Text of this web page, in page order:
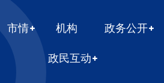
市情 机构 政务公开
政民互动